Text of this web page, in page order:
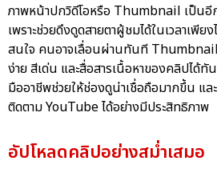
ภาพหน้าปกวิดีโอหรือ Thumbnail เป็น
เพราะช่วยดึงดูดสายตาผู้ชมได้ในเวลาเพี
สนใจ คนอาจเลื่อนผ่านทันที
ง่าย สีเด่น และสื่อสารเนื้อหาของคลิปได้
มืออาชีพช่วยให้ช่องดูน่าเชื่อถือมากขึ้น แ
ติดตาม YouTube ได้อย่างมีประสิทธิภาพ
อัปโหลดคลิปอย่างสม่ำเสมอ